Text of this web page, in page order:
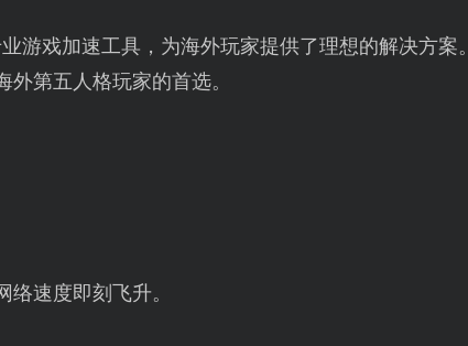
游戏加速工具，为海外玩家提供了理想的解决方案
第五人格玩家的首选。
速度即刻飞升。